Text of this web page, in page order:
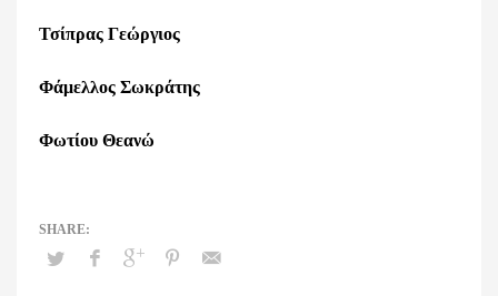
Τσίπρας Γεώργιος
Φάμελλος Σωκράτης
Φωτίου Θεανώ